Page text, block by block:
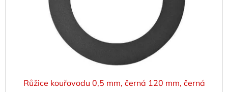
Růžice kouřovodu 0,5 mm, černá 120 mm, černá